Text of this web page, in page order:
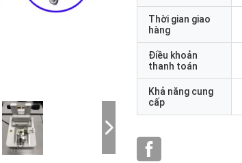
Thời gian giao
hàng
Điều khoản
thanh toán
Khả năng cung
cấp